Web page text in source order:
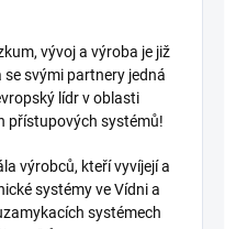
vývoj a výroba je již
svými partnery jedná
lídr v oblasti
přístupových systémů!
výrobců, kteří vyvíjejí a
systémy ve Vídni a
systémech